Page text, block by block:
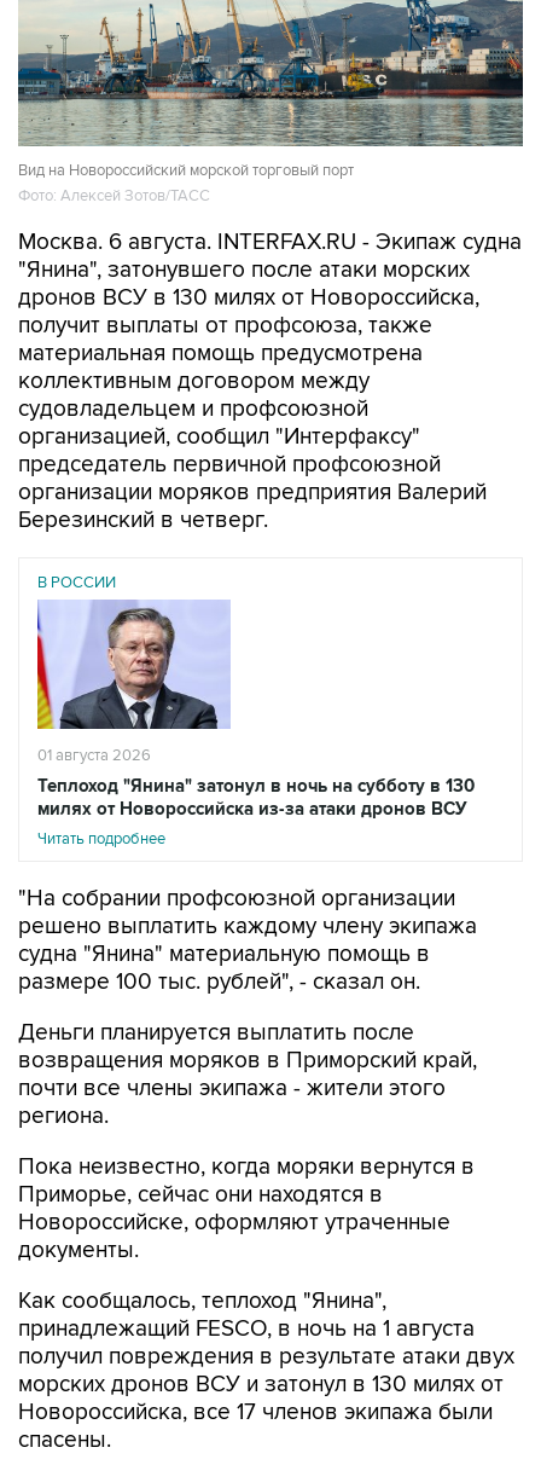
Вид на Новороссийский морской торговый порт
Фото: Алексей Зотов/ТАСС
Москва. 6 августа. INTERFAX.RU - Экипаж судна
"Янина", затонувшего после атаки морских
дронов ВСУ в 130 милях от Новороссийска,
получит выплаты от профсоюза, также
материальная помощь предусмотрена
коллективным договором между
судовладельцем и профсоюзной
организацией, сообщил "Интерфаксу"
председатель первичной профсоюзной
организации моряков предприятия Валерий
Березинский в четверг.
В РОССИИ
01 августа 2026
Теплоход "Янина" затонул в ночь на субботу в 130
милях от Новороссийска из-за атаки дронов ВСУ
Читать подробнее
"На собрании профсоюзной организации
решено выплатить каждому члену экипажа
судна "Янина" материальную помощь в
размере 100 тыс. рублей", - сказал он.
Деньги планируется выплатить после
возвращения моряков в Приморский край,
почти все члены экипажа - жители этого
региона.
Пока неизвестно, когда моряки вернутся в
Приморье, сейчас они находятся в
Новороссийске, оформляют утраченные
документы.
Как сообщалось, теплоход "Янина",
принадлежащий FESCO, в ночь на 1 августа
получил повреждения в результате атаки двух
морских дронов ВСУ и затонул в 130 милях от
Новороссийска, все 17 членов экипажа были
спасены.